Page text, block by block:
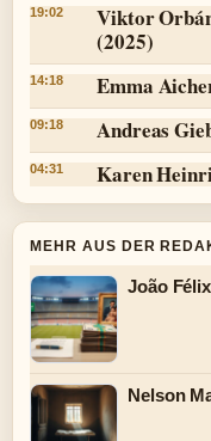
19:02
Viktor
(2025)
14:18 Emma
09:18 Andreas
04:31 Karen
MEHR AUS DER
João
Nelson